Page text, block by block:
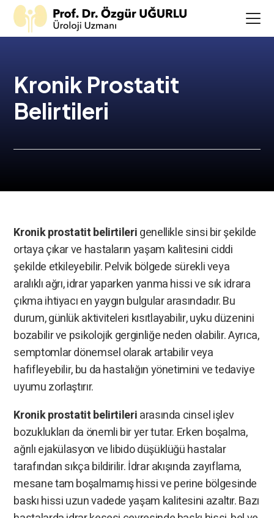
Kronik Prostatit
Belirtileri
Kronik prostatit belirtilerigenellikle sinsi bir şekilde
ortaya çıkar ve hastaların yaşam kalitesini ciddi
şekilde etkileyebilir. Pelvik bölgede sürekli veya
aralıklı ağrı, idrar yaparken yanma hissi ve sık idrara
çıkma ihtiyacı en yaygın bulgular arasındadır. Bu
durum, günlük aktiviteleri kısıtlayabilir, uyku düzenini
bozabilir ve psikolojik gerginliğe neden olabilir. Ayrıca,
semptomlar dönemsel olarak artabilir veya
hafifleyebilir, bu da hastalığın yönetimini ve tedaviye
uyumu zorlaştırır.
Kronik prostatit belirtileriarasında cinsel işlev
bozuklukları da önemli bir yer tutar. Erken boşalma,
ağrılı ejakülasyon ve libido düşüklüğü hastalar
tarafından sıkça bildirilir. İdrar akışında zayıflama,
mesane tam boşalmamış hissi ve perine bölgesinde
baskı hissi uzun vadede yaşam kalitesini azaltır. Bazı